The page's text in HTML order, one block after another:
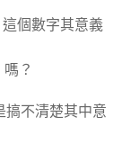
個數字其意義
？
搞不清楚其中意